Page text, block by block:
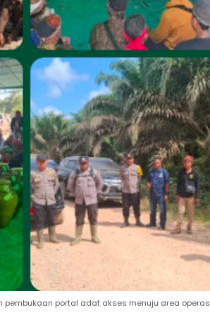
portal adat akses menuju area